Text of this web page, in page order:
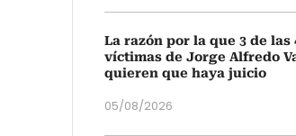
La razón por la que 3 de las
víctimas de Jorge Alfredo
quieren que haya juicio
05/08/2026